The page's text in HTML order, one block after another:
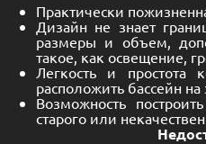
Практически
Дизайн не знает
размеры и объем,
такое, как освещение,
Легкость и простота
расположить бассейн
Возможность
старого или